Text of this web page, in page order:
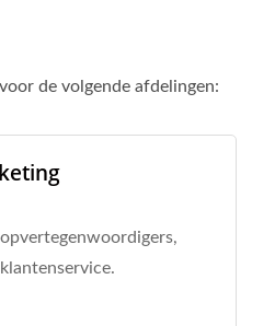
de volgende afdelingen: